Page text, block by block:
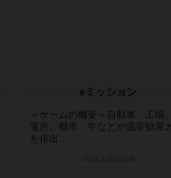
eミッション
＜ゲームの概要＞自動車、工場
電所、都市、牛などが温室効果
を排出...